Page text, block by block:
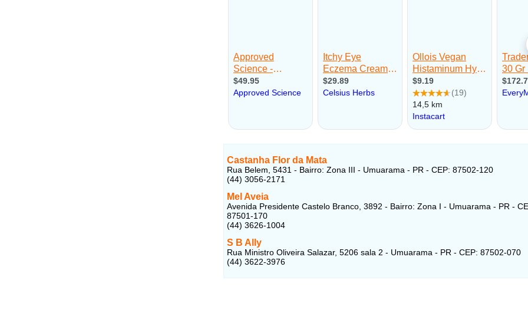
Castanha Flor da Mata
Rua Belem, 5431 - Bairro: Zona III - Umuarama - PR - CEP: 87502-120
(44) 3056-2171
Mel Aveia
Avenida Presidente Castelo Branco, 3892 - Bairro: Zona I - Umuarama - PR -
87501-170
(44) 3626-1004
S B Ally
Rua Ministro Oliveira Salazar, 5206 sala 2 - Umuarama - PR - CEP: 87502-070
(44) 3622-3976